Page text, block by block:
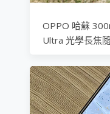
OPPO 哈蘇
Ultra 光學長焦